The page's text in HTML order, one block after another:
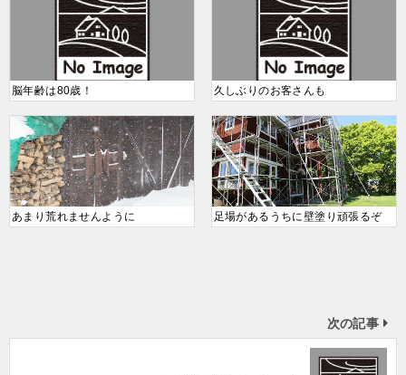
脳年齢は80歳！ 久しぶりのお客さんも
あまり荒れませんように 足場があるうちに壁塗り頑張るぞ
次の記事